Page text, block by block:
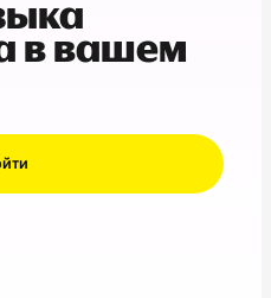
в вашем